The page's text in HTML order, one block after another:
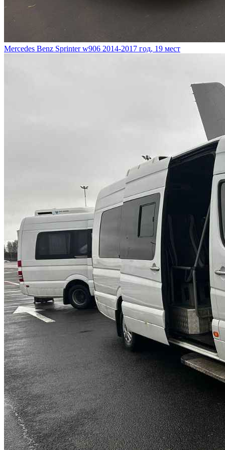
Mercedes Benz Sprinter w906 2014-2017 год, 19 мест